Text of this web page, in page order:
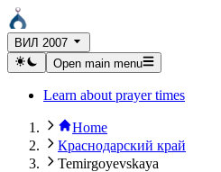
ВИЛ 2007
Open main menu
Learn about prayer times
Home
Краснодарский край
Temirgoyevskaya